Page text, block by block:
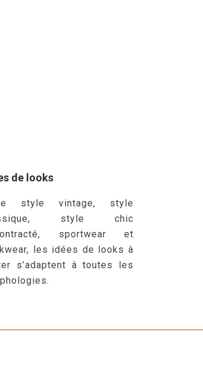
de looks
style vintage, style
style chic
sportwear et
les idées de looks à
s’adaptent à toutes les